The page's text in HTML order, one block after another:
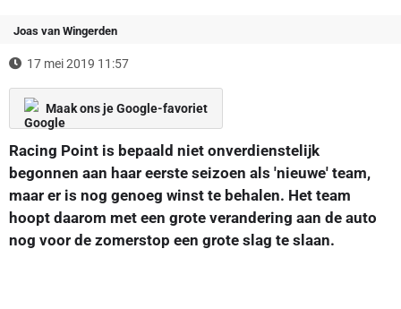
Joas van Wingerden
17 mei 2019 11:57
Maak ons je Google-favoriet
Racing Point is bepaald niet onverdienstelijk
begonnen aan haar eerste seizoen als 'nieuwe' team,
maar er is nog genoeg winst te behalen. Het team
hoopt daarom met een grote verandering aan de auto
nog voor de zomerstop een grote slag te slaan.